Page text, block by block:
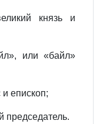
князь и
или «байл»
и епископ;
председатель.